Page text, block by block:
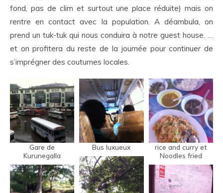
fond, pas de clim et surtout une place réduite) mais on
rentre en contact avec la population. A déambula, on
prend un tuk-tuk qui nous conduira à notre guest house. …
et on profitera du reste de la journée pour continuer de
s’imprégner des coutumes locales.
Gare de
Kurunegalla
Bus luxueux
rice and curry et
Noodles fried